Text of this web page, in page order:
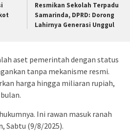
Resmikan Sekolah Terpadu
Samarinda, DPRD: Dorong
Lahirnya Generasi Unggul
aset pemerintah dengan status
tanpa mekanisme resmi.
harga hingga miliaran rupiah,
Ini rawan masuk ranah
Sabtu (9/8/2025).